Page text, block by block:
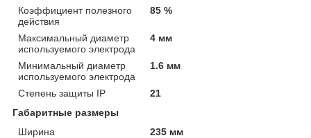
Коэффициент полезного
действия
85 %
Максимальный диаметр
используемого электрода
4 мм
Минимальный диаметр
используемого электрода
1.6 мм
Степень защиты IP
21
Габаритные размеры
Ширина
235 мм